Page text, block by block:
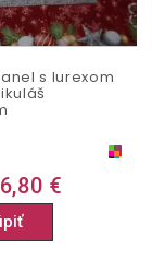
s lurexom
€